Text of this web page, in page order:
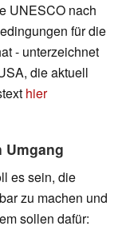
UNESCO nach
für die
- unterzeichnet
die aktuell
hier
Umgang
es sein, die
zu machen und
sollen dafür: